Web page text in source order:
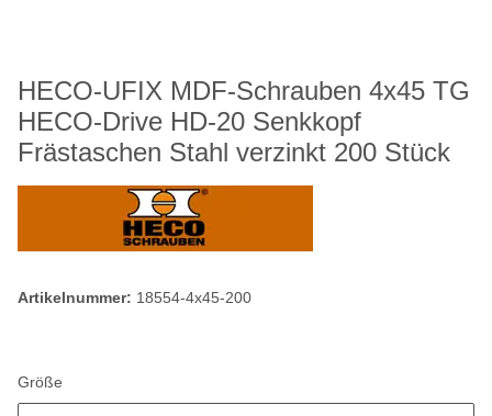
HECO-UFIX MDF-Schrauben 4x45 TG
HECO-Drive HD-20 Senkkopf
Frästaschen Stahl verzinkt 200 Stück
Artikelnummer: 18554-4x45-200
Größe